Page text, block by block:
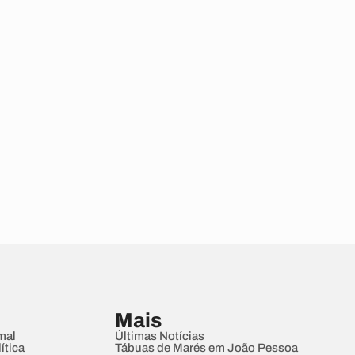
Mais
Últimas Notícias
Tábuas de Marés em João Pessoa